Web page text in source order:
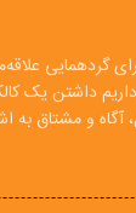
گردهمایی
داشتن
و مشتاق به